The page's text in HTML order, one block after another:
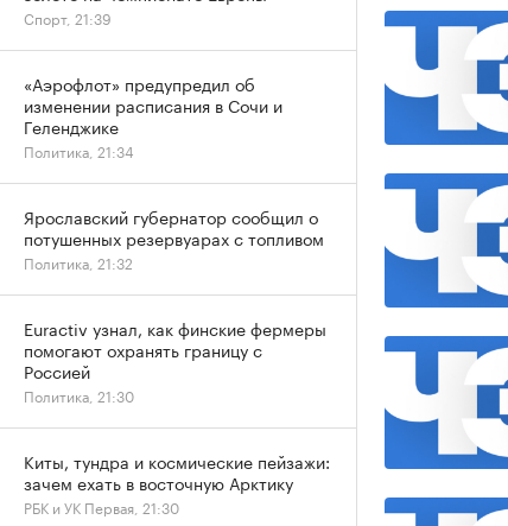
Спорт, 21:39
«Аэрофлот» предупредил об
изменении расписания в Сочи и
Геленджике
Политика, 21:34
Ярославский губернатор сообщил о
потушенных резервуарах с топливом
Политика, 21:32
Euractiv узнал, как финские фермеры
помогают охранять границу с
Россией
Политика, 21:30
Киты, тундра и космические пейзажи:
зачем ехать в восточную Арктику
РБК и УК Первая, 21:30